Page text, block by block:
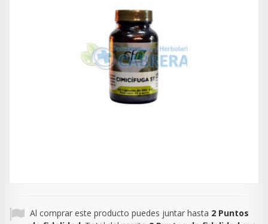
Al comprar este producto puedes juntar hasta 2 Puntos